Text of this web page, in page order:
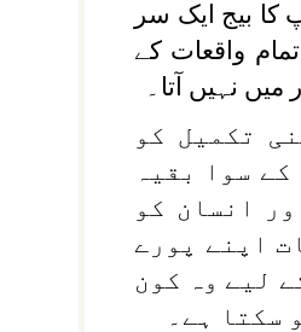
پہلے آپ کا بیج ایک سر
واقعات کے
نہیں آتا۔
تکمیل کو
سوا بقیہ
انسان کو
اپنے پورے
لیے وہ کون
سکتا ہے۔